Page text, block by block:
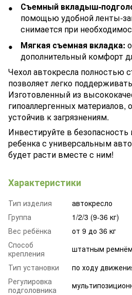
Съемный вкладыш-
помощью удобной ленты-
снимается при
Мягкая съемная вкладка:
дополнительный комфорт
Чехол автокресла полностью
позволяет легко
Изготовленный из
гипоаллергенных материалов,
устойчив к загрязнениям.
Инвестируйте в
ребенка с универсальным
будет расти вместе с ним!
Характеристики
Тип изделия
автокресло
Группа
1/2/3 (9-36 кг)
Вес ребёнка
от 9 до 36 кг
Способ
крепления
штатным ремнём
Тип установки
по ходу
Регулировка
подголовника